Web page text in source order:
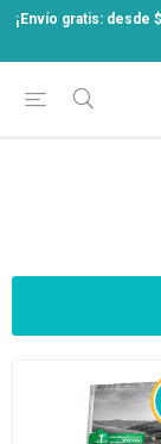
¡Envío gratis: desde
¡Envío gratis: desde